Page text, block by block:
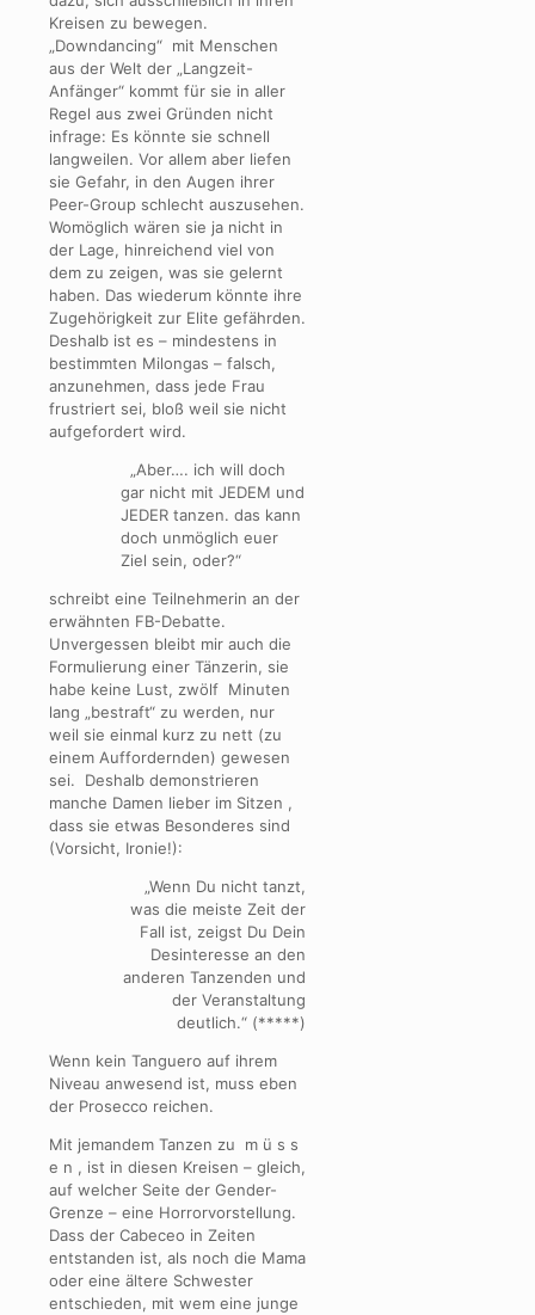
Kreisen zu bewegen.
„Downdancing“ mit Menschen
aus der Welt der „Langzeit-
Anfänger“ kommt für sie in aller
Regel aus zwei Gründen nicht
infrage: Es könnte sie schnell
langweilen. Vor allem aber liefen
sie Gefahr, in den Augen ihrer
Peer-Group schlecht auszusehen.
Womöglich wären sie ja nicht in
der Lage, hinreichend viel von
dem zu zeigen, was sie gelernt
haben. Das wiederum könnte ihre
Zugehörigkeit zur Elite gefährden.
Deshalb ist es – mindestens in
bestimmten Milongas – falsch,
anzunehmen, dass jede Frau
frustriert sei, bloß weil sie nicht
aufgefordert wird.
„Aber…. ich will doch
gar nicht mit JEDEM und
JEDER tanzen. das kann
doch unmöglich euer
Ziel sein, oder?“
schreibt eine Teilnehmerin an der
erwähnten FB-Debatte.
Unvergessen bleibt mir auch die
Formulierung einer Tänzerin, sie
habe keine Lust, zwölf Minuten
lang „bestraft“ zu werden, nur
weil sie einmal kurz zu nett (zu
einem Auffordernden) gewesen
sei. Deshalb demonstrieren
manche Damen lieber im Sitzen ,
dass sie etwas Besonderes sind
(Vorsicht, Ironie!):
„Wenn Du nicht tanzt,
was die meiste Zeit der
Fall ist, zeigst Du Dein
Desinteresse an den
anderen Tanzenden und
der Veranstaltung
deutlich.“ (*****)
Wenn kein Tanguero auf ihrem
Niveau anwesend ist, muss eben
der Prosecco reichen.
Mit jemandem Tanzen zu m ü s s
e n , ist in diesen Kreisen – gleich,
auf welcher Seite der Gender-
Grenze – eine Horrorvorstellung.
Dass der Cabeceo in Zeiten
entstanden ist, als noch die Mama
oder eine ältere Schwester
entschieden, mit wem eine junge